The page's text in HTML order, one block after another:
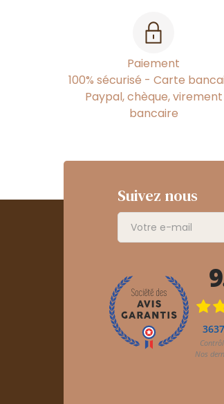
Paiement
100% sécurisé - Carte
Paypal, chèque, virement
bancaire
Suivez nous